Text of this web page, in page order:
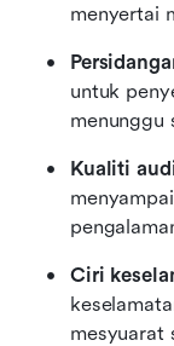
menyertai
untuk
menunggu
Kualiti
Ciri
mesyuarat